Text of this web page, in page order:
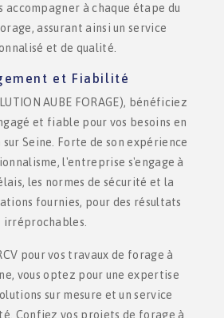
accompagner à chaque étape du
assurant ainsi un service
et de qualité.
et Fiabilité
AUBE FORAGE), bénéficiez
et fiable pour vos besoins en
Seine. Forte de son expérience
l'entreprise s'engage à
les normes de sécurité et la
fournies, pour des résultats
irréprochables.
pour vos travaux de forage à
vous optez pour une expertise
sur mesure et un service
Confiez vos projets de forage à